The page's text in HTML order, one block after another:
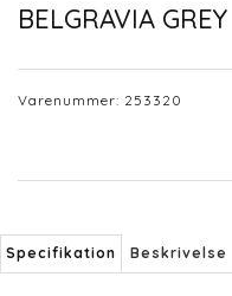
BELGRAVIA
Varenummer: 253320
Specifikation Beskrivelse